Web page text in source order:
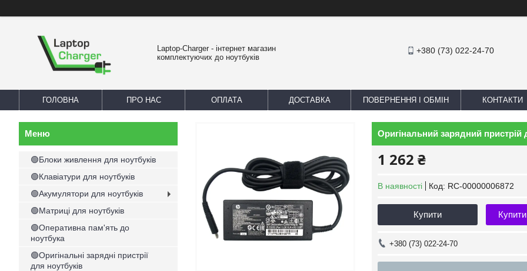
Laptop-Charger - інтернет магазин
комплектуючих до ноутбуків
+380 (73) 022-24-70
ГОЛОВНА ПРО НАС ОПЛАТА ДОСТАВКА ПОВЕРНЕННЯ І ОБМІН КОНТАКТИ
Оригінальний зарядний пристрій
1 262 ₴
В наявності Код: RC-00000006872
Купити
+380 (73) 022-24-70
🟢Блоки живлення для ноутбуків
🟢Клавіатури для ноутбуків
🟢Акумулятори для ноутбуків
🟢Матриці для ноутбуків
🟢Оперативна пам'ять до
ноутбука
🟢Оригінальні зарядні пристрії
для ноутбуків